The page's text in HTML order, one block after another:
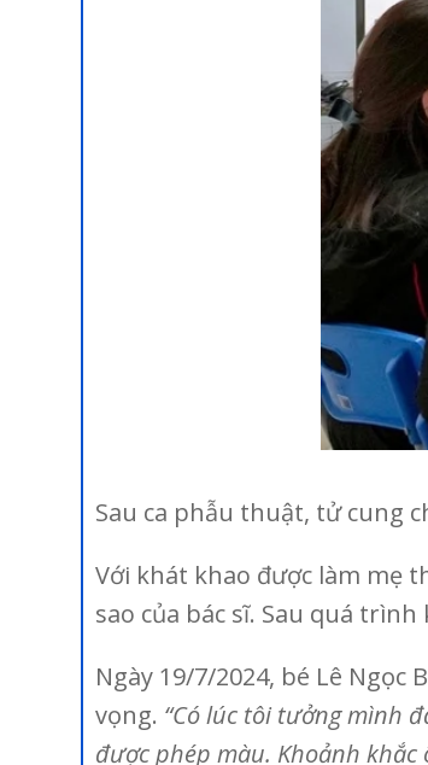
Sau ca phẫu thuật, tử cung
Với khát khao được làm mẹ
sao của bác sĩ. Sau quá
Ngày 19/7/2024, bé Lê
vọng. “Có lúc tôi tưởng mình
được phép màu. Khoảnh khắc